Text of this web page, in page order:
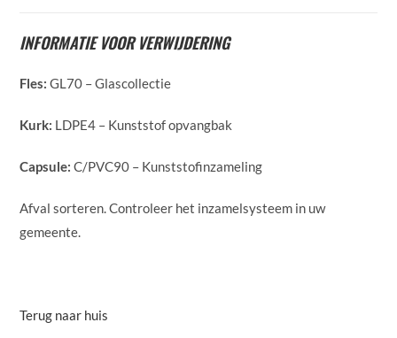
INFORMATIE VOOR VERWIJDERING
Fles:GL70 – Glascollectie
Kurk: LDPE4 – Kunststof opvangbak
Capsule:C/PVC90 – Kunststofinzameling
Afval sorteren. Controleer het inzamelsysteem in uw
gemeente.
Terug naar huis